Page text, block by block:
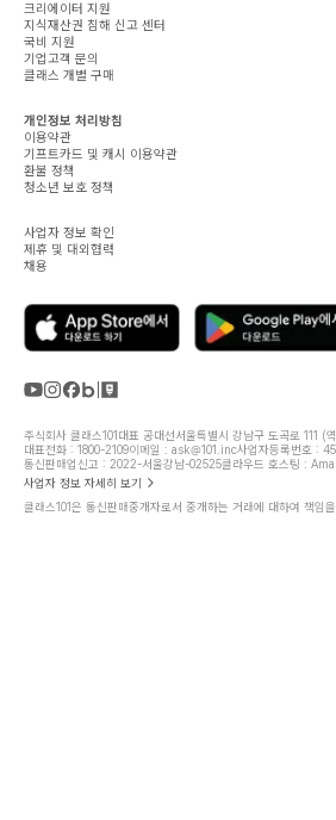
크리에이터 지원
지식재산권 침해 신고 센터
국비 지원
기업고객 문의
클래스 개별 구매
개인정보 처리방침
이용약관
기프트카드 및 캐시 이용약관
환불 정책
청소년 보호 정책
사업자 정보 확인
제휴 및 대외협력
채용
주식회사 클래스101대표 공대선서울특별시 강남구 도곡로 111 (
대표전화 : 1800-2109이메일 : ask@101.inc사업자등록번호 :
통신판매업신고 : 2022-서울강남-02525클라우드 호스팅 :
사업자 정보 자세히 보기
클래스101은 통신판매중개자로서 중개하는 거래에 대하여 책임